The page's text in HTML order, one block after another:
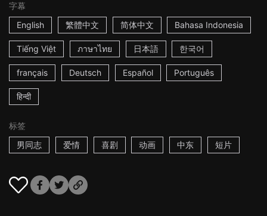
字幕
English
繁體中文 简体中文 Bahasa Indonesia
Tiếng Việt ภาษาไทย 日本語 한국어
français Deutsch Español Português
हिन्दी
标签
男同志
爱情 喜剧 动画 中东 短片